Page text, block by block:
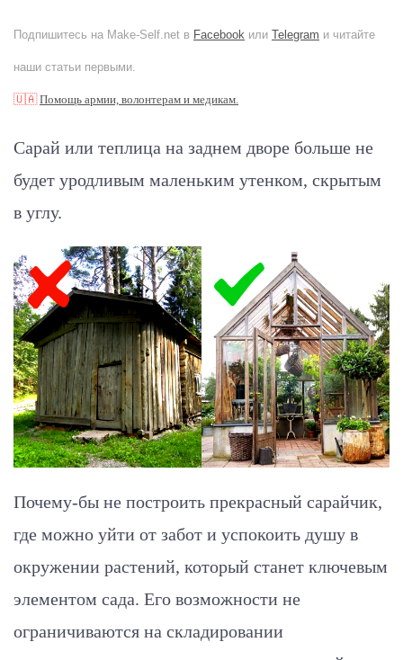
Подпишитесь на Make-Self.net в Facebook или Telegram и читайте
наши статьи первыми.
🇺🇦Помощь армии, волонтерам и медикам.
Сарай или теплица на заднем дворе больше не
будет уродливым маленьким утенком, скрытым
в углу.
Почему-бы не построить прекрасный сарайчик,
где можно уйти от забот и успокоить душу в
окружении растений, который станет ключевым
элементом сада. Его возможности не
ограничиваются на складировании